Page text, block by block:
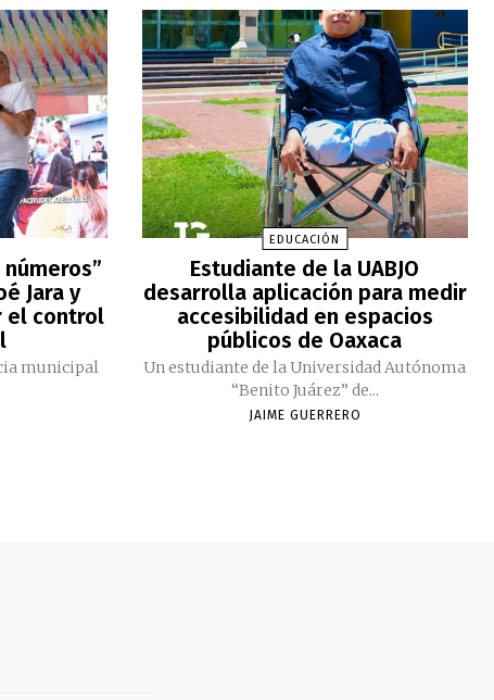
Jara y
el control
municipal
EDUCACIÓN
Estudiante de la UABJO
desarrolla aplicación para medir
accesibilidad en espacios
públicos de Oaxaca
Un estudiante de la Universidad Autónoma
“Benito Juárez” de...
JAIME GUERRERO